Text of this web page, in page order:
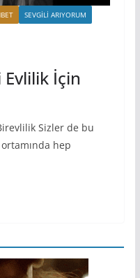
SEVGILI ARIYORUM
İçin
Sizler de bu
hep